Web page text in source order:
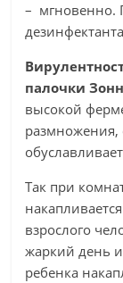
– мгновенно.
палочки
высокой
размножения,
Так при
взрослого
жаркий день
ребенка